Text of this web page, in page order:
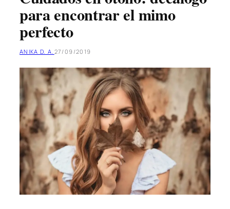
para encontrar el mimo
perfecto
ANIKA D. A. 27/09/2019